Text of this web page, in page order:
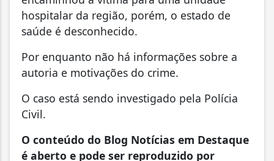
hospitalar da região, porém, o estado de
saúde é desconhecido.
Por enquanto não há informações sobre a
autoria e motivações do crime.
O caso está sendo investigado pela Polícia
Civil.
O conteúdo do Blog Notícias em Destaque
é aberto e pode ser reproduzido por